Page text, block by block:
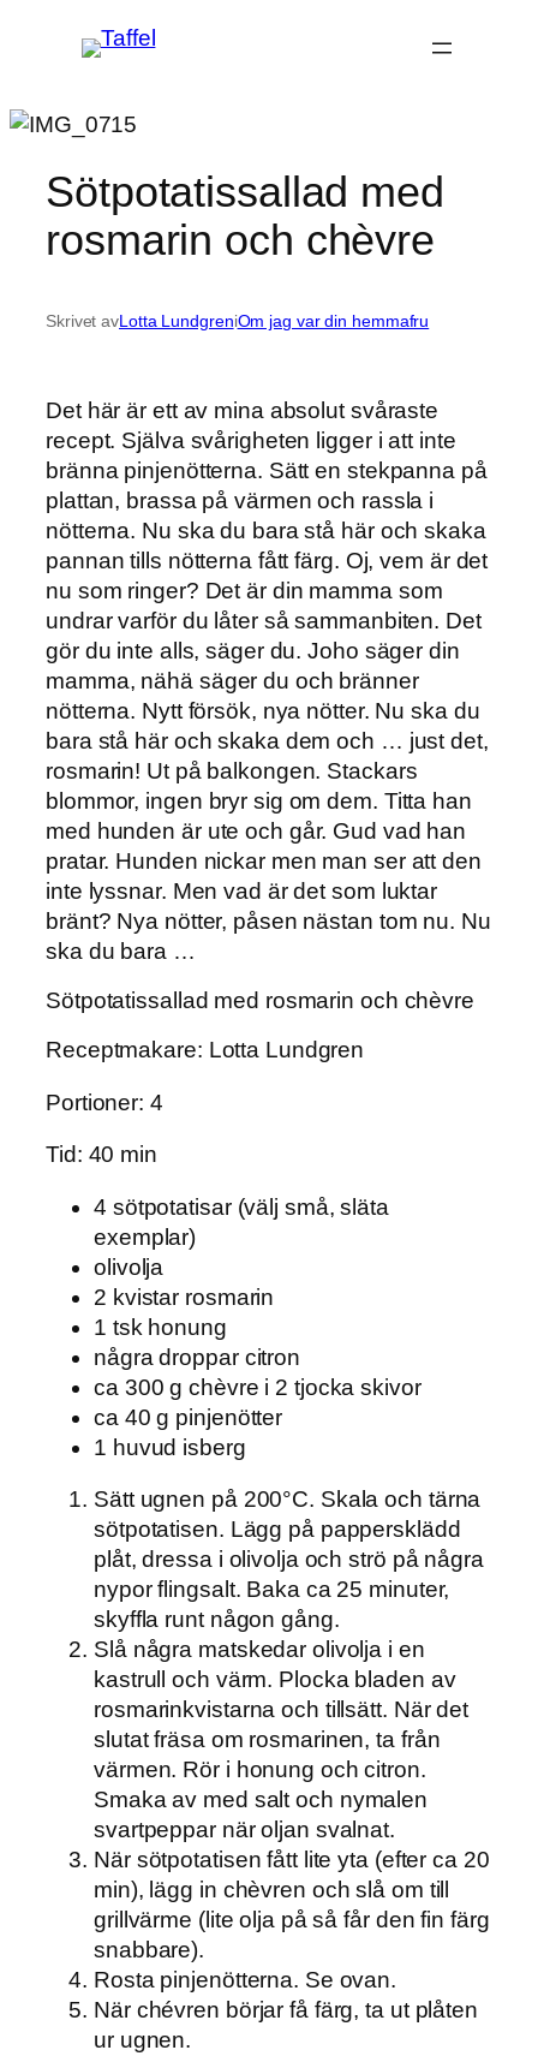
Sötpotatissallad med
rosmarin och chèvre
Skrivet avLotta LundgreniOm jag var din hemmafru
Det här är ett av mina absolut svåraste
recept. Själva svårigheten ligger i att inte
bränna pinjenötterna. Sätt en stekpanna på
plattan, brassa på värmen och rassla i
nötterna. Nu ska du bara stå här och skaka
pannan tills nötterna fått färg. Oj, vem är det
nu som ringer? Det är din mamma som
undrar varför du låter så sammanbiten. Det
gör du inte alls, säger du. Joho säger din
mamma, nähä säger du och bränner
nötterna. Nytt försök, nya nötter. Nu ska du
bara stå här och skaka dem och … just det,
rosmarin! Ut på balkongen. Stackars
blommor, ingen bryr sig om dem. Titta han
med hunden är ute och går. Gud vad han
pratar. Hunden nickar men man ser att den
inte lyssnar. Men vad är det som luktar
bränt? Nya nötter, påsen nästan tom nu. Nu
ska du bara …
Sötpotatissallad med rosmarin och chèvre
Receptmakare: Lotta Lundgren
Portioner: 4
Tid: 40 min
4 sötpotatisar (välj små, släta
exemplar)
olivolja
2 kvistar rosmarin
1 tsk honung
några droppar citron
ca 300 g chèvre i 2 tjocka skivor
ca 40 g pinjenötter
1 huvud isberg
Sätt ugnen på 200°C. Skala och tärna
sötpotatisen. Lägg på pappersklädd
plåt, dressa i olivolja och strö på några
nypor flingsalt. Baka ca 25 minuter,
skyffla runt någon gång.
Slå några matskedar olivolja i en
kastrull och värm. Plocka bladen av
rosmarinkvistarna och tillsätt. När det
slutat fräsa om rosmarinen, ta från
värmen. Rör i honung och citron.
Smaka av med salt och nymalen
svartpeppar när oljan svalnat.
När sötpotatisen fått lite yta (efter ca 20
min), lägg in chèvren och slå om till
grillvärme (lite olja på så får den fin färg
snabbare).
Rosta pinjenötterna. Se ovan.
När chévren börjar få färg, ta ut plåten
ur ugnen.